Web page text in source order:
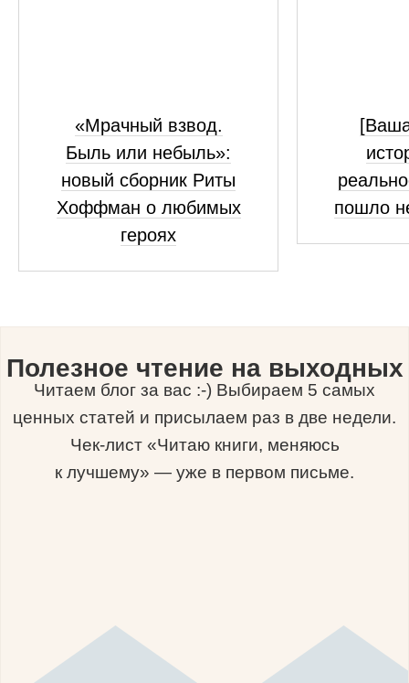
«Мрачный взвод.
Быль или небыль»:
новый сборник Риты
Хоффман о любимых
героях
пошло
Полезное чтение на выходных
Читаем блог за вас :-) Выбираем 5 самых
ценных статей и присылаем раз в две недели.
Чек-лист «Читаю книги, меняюсь
к лучшему» — уже в первом письме.